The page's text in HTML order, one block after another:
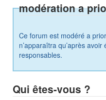
modération a
Ce forum est modéré a
n’apparaîtra qu’après
responsables.
Qui êtes-vous ?